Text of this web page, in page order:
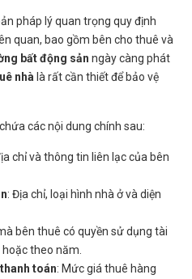
pháp lý quan trọng quy định
quan, bao gồm bên cho thuê và
bất động sản ngày càng phát
nhà là rất cần thiết để bảo vệ
các nội dung chính sau:
chỉ và thông tin liên lạc của bên
: Địa chỉ, loại hình nhà ở và diện
bên thuê có quyền sử dụng tài
theo năm.
toán: Mức giá thuê hàng